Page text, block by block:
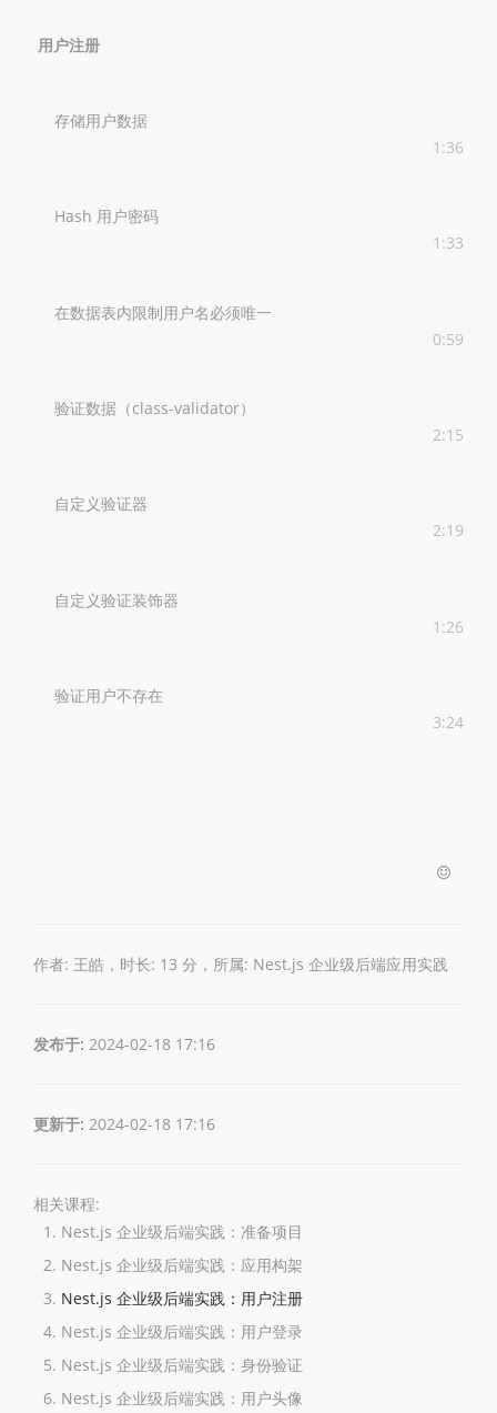
用户注册
存储用户数据
1:36
Hash 用户密码
1:33
在数据表内限制用户名必须唯一
0:59
验证数据（class-validator）
2:15
自定义验证器
2:19
自定义验证装饰器
1:26
验证用户不存在
3:24
作者: 王皓，时长: 13 分，所属: Nest.js 企业级后端应用实践
发布于: 2024-02-18 17:16
更新于: 2024-02-18 17:16
相关课程:
Nest.js 企业级后端实践：准备项目
Nest.js 企业级后端实践：应用构架
Nest.js 企业级后端实践：用户注册
Nest.js 企业级后端实践：用户登录
Nest.js 企业级后端实践：身份验证
Nest.js 企业级后端实践：用户头像